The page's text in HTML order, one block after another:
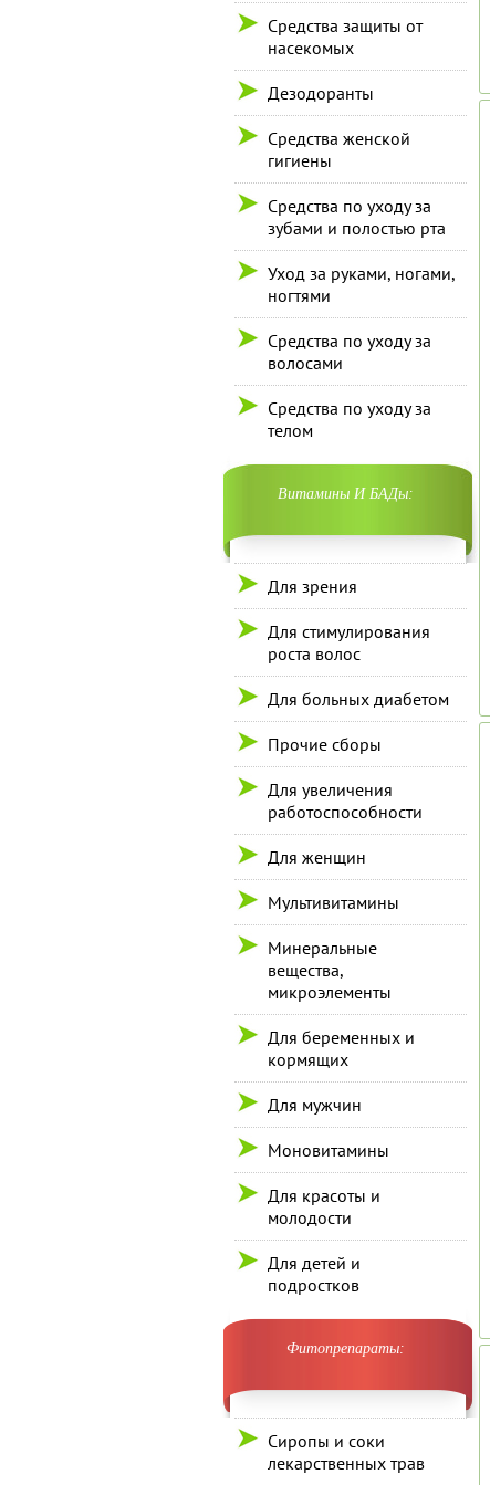
Средства защиты от
насекомых
Дезодоранты
Средства женской
гигиены
Средства по уходу за
зубами и полостью рта
Уход за руками, ногами,
ногтями
Средства по уходу за
волосами
Средства по уходу за
телом
Витамины И БАДы:
Для зрения
Для стимулирования
роста волос
Для больных диабетом
Прочие сборы
Для увеличения
работоспособности
Для женщин
Мультивитамины
Минеральные
вещества,
микроэлементы
Для беременных и
кормящих
Для мужчин
Моновитамины
Для красоты и
молодости
Для детей и
подростков
Фитопрепараты:
Сиропы и соки
лекарственных трав